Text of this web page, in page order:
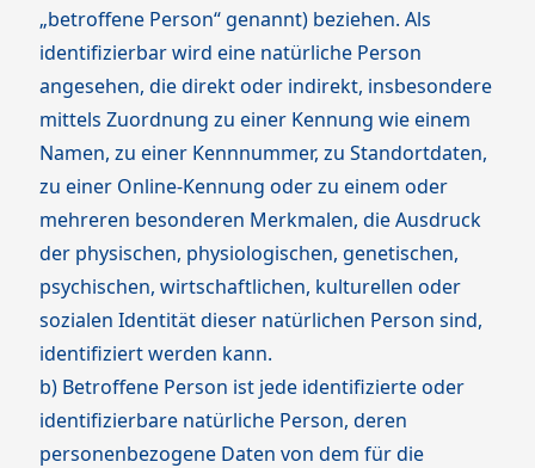
„betroffene Person“ genannt) beziehen. Als
identifizierbar wird eine natürliche Person
angesehen, die direkt oder indirekt, insbesondere
mittels Zuordnung zu einer Kennung wie einem
Namen, zu einer Kennnummer, zu Standortdaten,
zu einer Online-Kennung oder zu einem oder
mehreren besonderen Merkmalen, die Ausdruck
der physischen, physiologischen, genetischen,
psychischen, wirtschaftlichen, kulturellen oder
sozialen Identität dieser natürlichen Person sind,
identifiziert werden kann.
b) Betroffene Person ist jede identifizierte oder
identifizierbare natürliche Person, deren
personenbezogene Daten von dem für die